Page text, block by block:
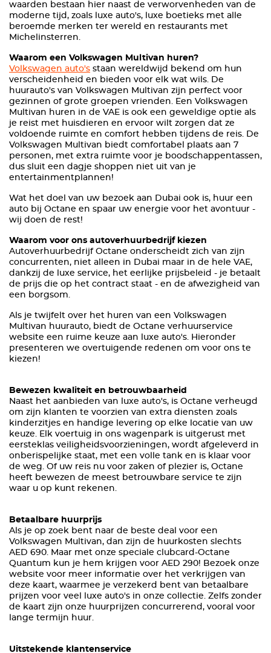
waarden bestaan hier naast de verworvenheden van de
moderne tijd, zoals luxe auto's, luxe boetieks met alle
beroemde merken ter wereld en restaurants met
Michelinsterren.
Waarom een Volkswagen Multivan huren?
Volkswagen auto's staan wereldwijd bekend om hun
verscheidenheid en bieden voor elk wat wils. De
huurauto's van Volkswagen Multivan zijn perfect voor
gezinnen of grote groepen vrienden. Een Volkswagen
Multivan huren in de VAE is ook een geweldige optie als
je reist met huisdieren en ervoor wilt zorgen dat ze
voldoende ruimte en comfort hebben tijdens de reis. De
Volkswagen Multivan biedt comfortabel plaats aan 7
personen, met extra ruimte voor je boodschappentassen,
dus sluit een dagje shoppen niet uit van je
entertainmentplannen!
Wat het doel van uw bezoek aan Dubai ook is, huur een
auto bij Octane en spaar uw energie voor het avontuur -
wij doen de rest!
Waarom voor ons autoverhuurbedrijf kiezen
Autoverhuurbedrijf Octane onderscheidt zich van zijn
concurrenten, niet alleen in Dubai maar in de hele VAE,
dankzij de luxe service, het eerlijke prijsbeleid - je betaalt
de prijs die op het contract staat - en de afwezigheid van
een borgsom.
Als je twijfelt over het huren van een Volkswagen
Multivan huurauto, biedt de Octane verhuurservice
website een ruime keuze aan luxe auto's. Hieronder
presenteren we overtuigende redenen om voor ons te
kiezen!
Bewezen kwaliteit en betrouwbaarheid
Naast het aanbieden van luxe auto's, is Octane verheugd
om zijn klanten te voorzien van extra diensten zoals
kinderzitjes en handige levering op elke locatie van uw
keuze. Elk voertuig in ons wagenpark is uitgerust met
eersteklas veiligheidsvoorzieningen, wordt afgeleverd in
onberispelijke staat, met een volle tank en is klaar voor
de weg. Of uw reis nu voor zaken of plezier is, Octane
heeft bewezen de meest betrouwbare service te zijn
waar u op kunt rekenen.
Betaalbare huurprijs
Als je op zoek bent naar de beste deal voor een
Volkswagen Multivan, dan zijn de huurkosten slechts
AED 690. Maar met onze speciale clubcard-Octane
Quantum kun je hem krijgen voor AED 290! Bezoek onze
website voor meer informatie over het verkrijgen van
deze kaart, waarmee je verzekerd bent van betaalbare
prijzen voor veel luxe auto's in onze collectie. Zelfs zonder
de kaart zijn onze huurprijzen concurrerend, vooral voor
lange termijn huur.
Uitstekende klantenservice